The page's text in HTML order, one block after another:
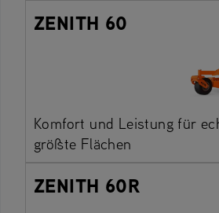
ZENITH 60
Komfort und Leistung für
größte Flächen
ZENITH 60R